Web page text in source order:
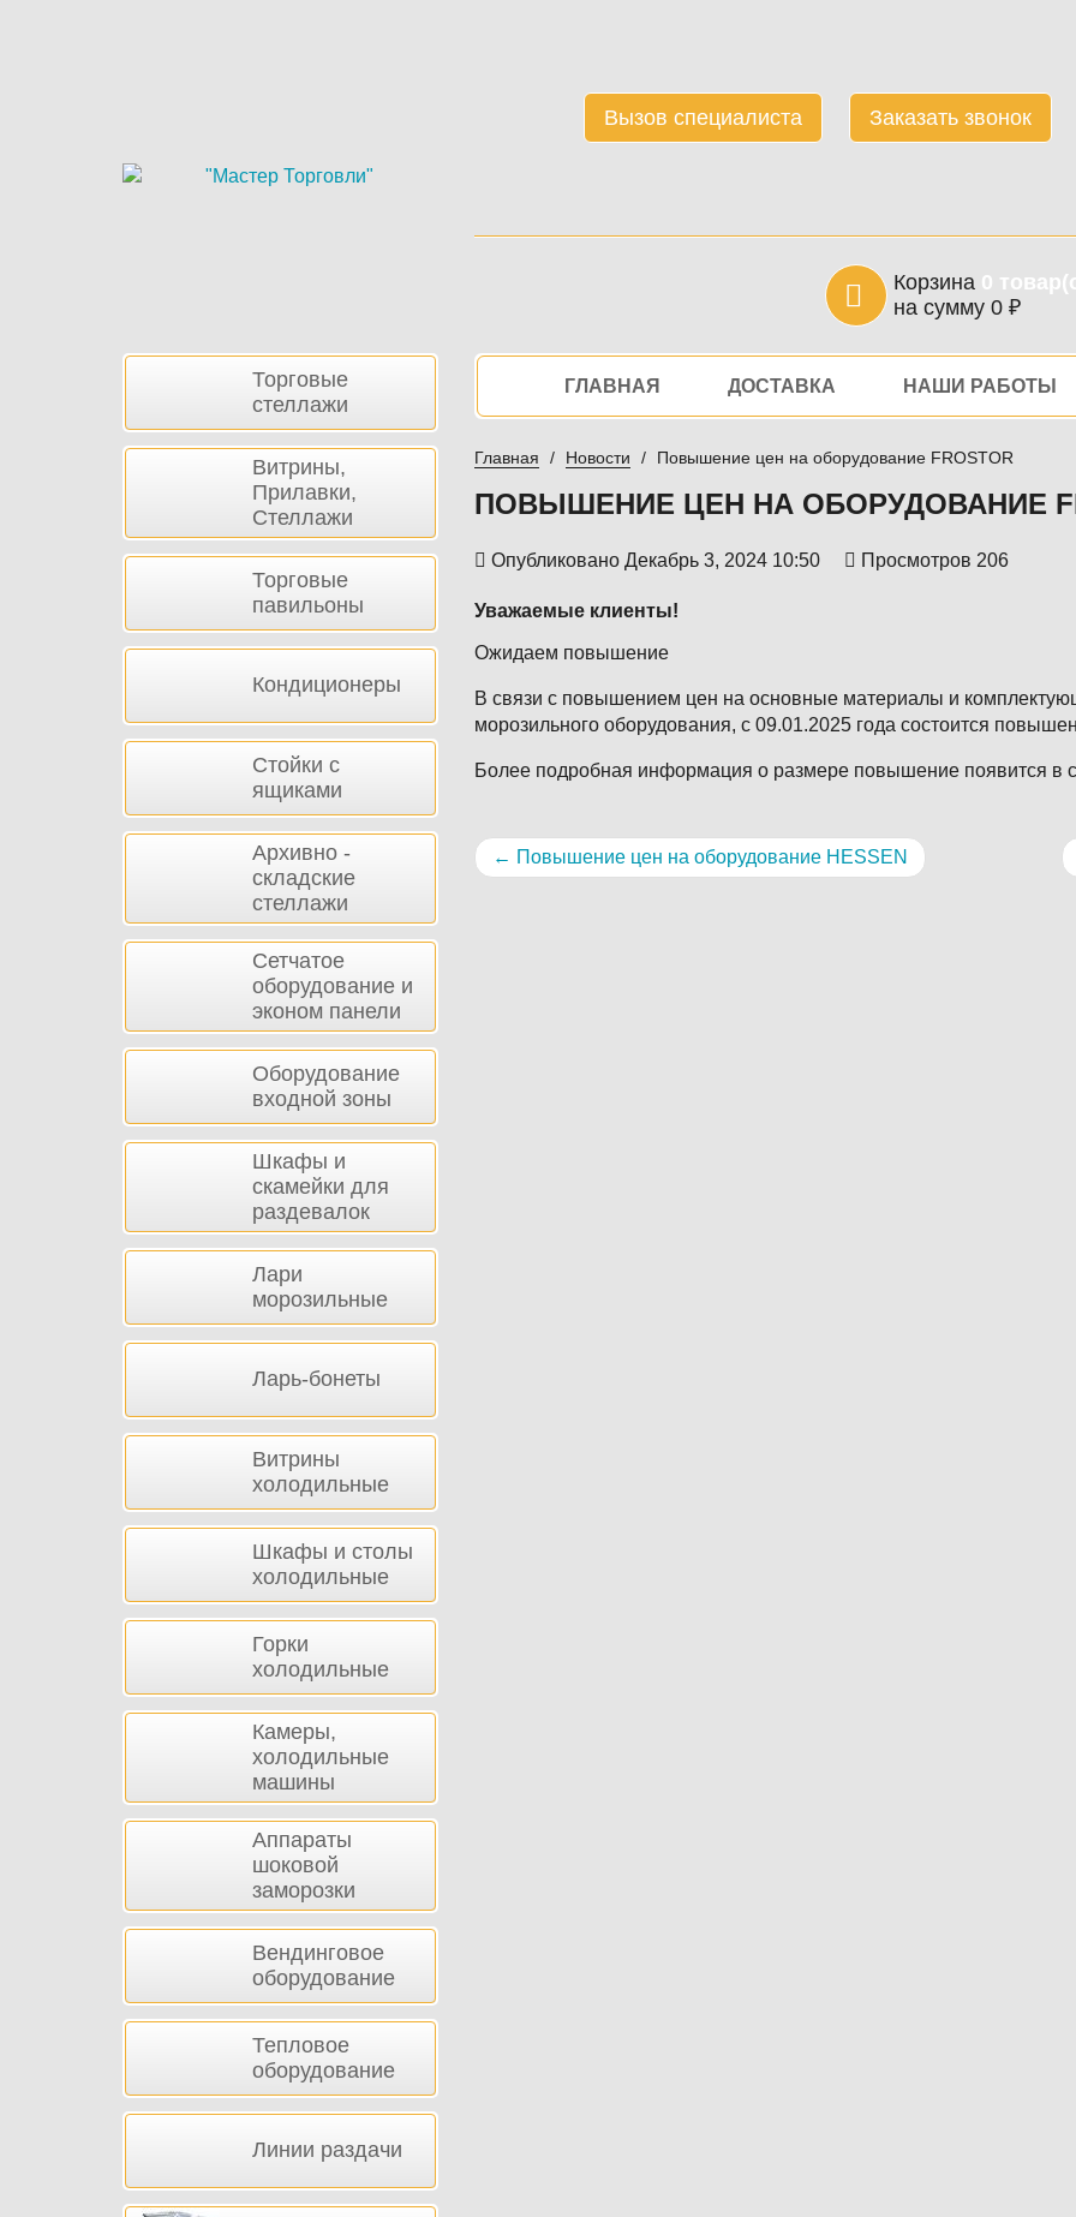
Вызов специалиста Заказать звонок
Корзина 0
на сумму 0 ₽
НавигацияГЛАВНАЯ ДОСТАВКА НАШИ РАБОТЫ
Главная Новости Повышение цен на оборудование FROSTOR
ПОВЫШЕНИЕ ЦЕН НА ОБОРУДОВАНИЕ
Опубликовано Декабрь 3, 2024 10:50 Просмотров 206
Уважаемые клиенты!
Ожидаем повышение
В связи с повышением цен на основные материалы и
морозильного оборудования, с 09.01.2025 года состоится
Более подробная информация о размере повышение появится в
← Повышение цен на оборудование HESSEN
Боковая Торговые
стеллажи
Витрины,
Прилавки,
Стеллажи
Торговые
павильоны
Кондиционеры
Стойки с
ящиками
Архивно -
складские
стеллажи
Сетчатое
оборудование и
эконом панели
Оборудование
входной зоны
Шкафы и
скамейки для
раздевалок
Лари
морозильные
Ларь-бонеты
Витрины
холодильные
Шкафы и столы
холодильные
Горки
холодильные
Камеры,
холодильные
машины
Аппараты
шоковой
заморозки
Вендинговое
оборудование
Тепловое
оборудование
Линии раздачи